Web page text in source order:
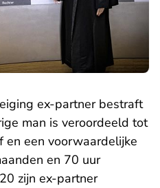
ex-partner bestraft
man is veroordeeld tot
en een voorwaardelijke
en 70 uur
zijn ex-partner